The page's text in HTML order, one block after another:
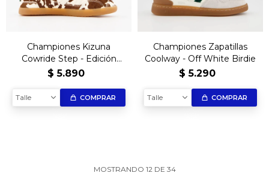
Championes Kizuna
Cowride Step - Edición
limitada
$ 5.890
Talle COMPRAR
Championes Zapatillas
Coolway - Off White Birdie
$ 5.290
Talle COMPRAR
MOSTRANDO 12 DE 34